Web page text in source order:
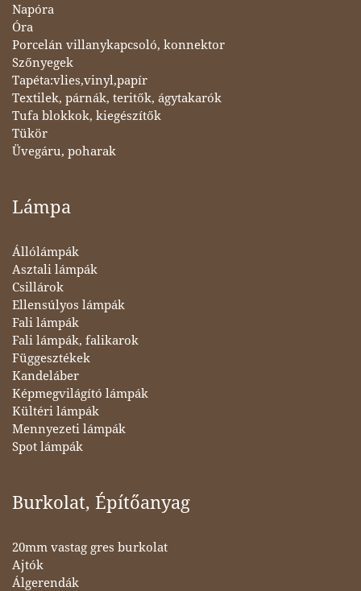
Napóra
Óra
Porcelán villanykapcsoló, konnektor
Szőnyegek
Tapéta:vlies,vinyl,papír
Textilek, párnák, teritők, ágytakarók
Tufa blokkok, kiegészítők
Tükör
Üvegáru, poharak
Lámpa
Állólámpák
Asztali lámpák
Csillárok
Ellensúlyos lámpák
Fali lámpák
Fali lámpák, falikarok
Függesztékek
Kandeláber
Képmegvilágító lámpák
Kültéri lámpák
Mennyezeti lámpák
Spot lámpák
Burkolat, Építőanyag
20mm vastag gres burkolat
Ajtók
Álgerendák